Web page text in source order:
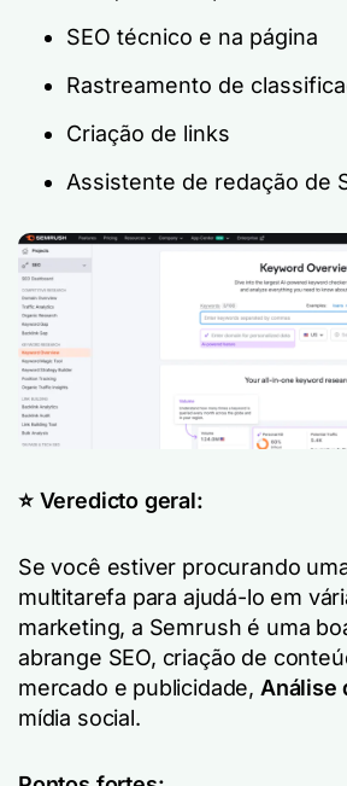
SEO técnico e na página
Rastreamento de
Criação de links
Assistente de redação de
⭐️ Veredicto geral:
Se você estiver procurando
multitarefa para ajudá-lo em
marketing, a Semrush é uma
abrange SEO, criação de
mercado e publicidade, Análise
mídia social.